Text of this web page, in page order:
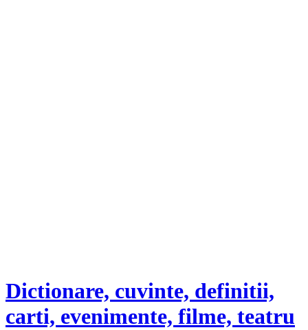
Dictionare, cuvinte, definitii,
carti, evenimente, filme, teatru